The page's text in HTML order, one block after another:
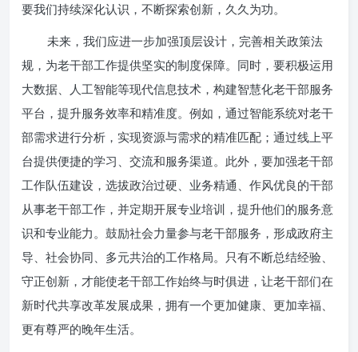
要我们持续深化认识，不断探索创新，久久为功。
未来，我们应进一步加强顶层设计，完善相关政策法
规，为老干部工作提供坚实的制度保障。同时，要积极运用
大数据、人工智能等现代信息技术，构建智慧化老干部服务
平台，提升服务效率和精准度。例如，通过智能系统对老干
部需求进行分析，实现资源与需求的精准匹配；通过线上平
台提供便捷的学习、交流和服务渠道。此外，要加强老干部
工作队伍建设，选拔政治过硬、业务精通、作风优良的干部
从事老干部工作，并定期开展专业培训，提升他们的服务意
识和专业能力。鼓励社会力量参与老干部服务，形成政府主
导、社会协同、多元共治的工作格局。只有不断总结经验、
守正创新，才能使老干部工作始终与时俱进，让老干部们在
新时代共享改革发展成果，拥有一个更加健康、更加幸福、
更有尊严的晚年生活。